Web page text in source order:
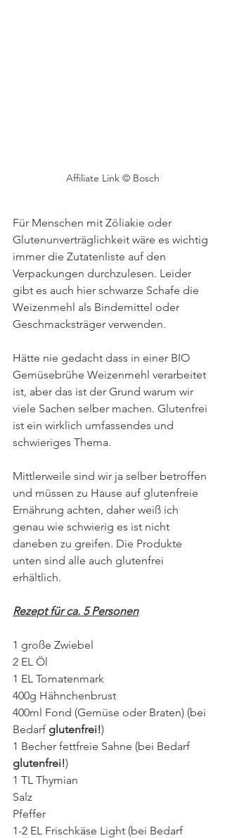
Affiliate Link © Bosch
Für Menschen mit Zöliakie oder
Glutenunverträglichkeit wäre es wichtig
immer die Zutatenliste auf den
Verpackungen durchzulesen. Leider
gibt es auch hier schwarze Schafe die
Weizenmehl als Bindemittel oder
Geschmacksträger verwenden.
Hätte nie gedacht dass in einer BIO
Gemüsebrühe Weizenmehl verarbeitet
ist, aber das ist der Grund warum wir
viele Sachen selber machen. Glutenfrei
ist ein wirklich umfassendes und
schwieriges Thema.
Mittlerweile sind wir ja selber betroffen
und müssen zu Hause auf glutenfreie
Ernährung achten, daher weiß ich
genau wie schwierig es ist nicht
daneben zu greifen. Die Produkte
unten sind alle auch glutenfrei
erhältlich.
Rezept für ca. 5 Personen
1 große Zwiebel
2 EL Öl
1 EL Tomatenmark
400g Hähnchenbrust
400ml Fond (Gemüse oder Braten) (bei
Bedarf glutenfrei!)
1 Becher fettfreie Sahne (bei Bedarf
glutenfrei!)
1 TL Thymian
Salz
Pfeffer
1-2 EL Frischkäse Light (bei Bedarf